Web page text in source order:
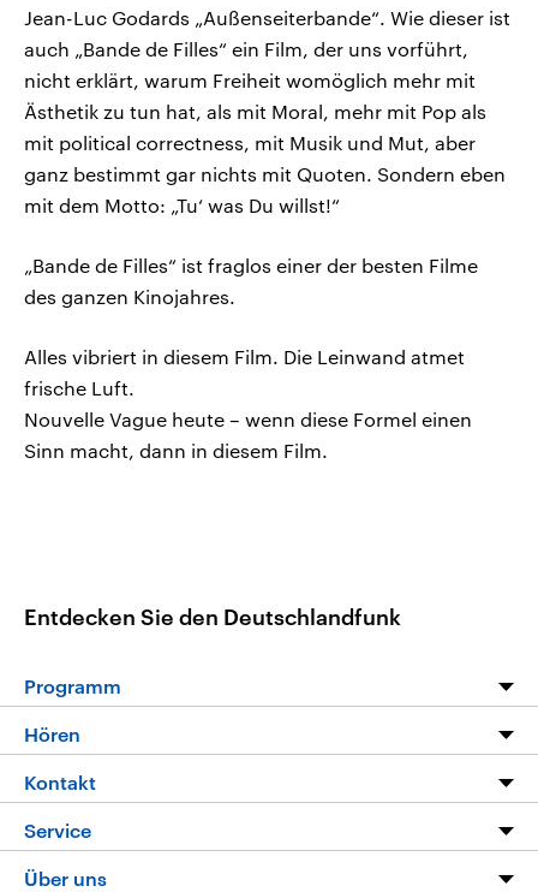
Jean-Luc Godards „Außenseiterbande“. Wie dieser ist
auch „Bande de Filles“ ein Film, der uns vorführt,
nicht erklärt, warum Freiheit womöglich mehr mit
Ästhetik zu tun hat, als mit Moral, mehr mit Pop als
mit political correctness, mit Musik und Mut, aber
ganz bestimmt gar nichts mit Quoten. Sondern eben
mit dem Motto: „Tu‘ was Du willst!“
„Bande de Filles“ ist fraglos einer der besten Filme
des ganzen Kinojahres.
Alles vibriert in diesem Film. Die Leinwand atmet
frische Luft.
Nouvelle Vague heute – wenn diese Formel einen
Sinn macht, dann in diesem Film.
Entdecken Sie den Deutschlandfunk
Programm
Programm
Die Nachrichten
Nachrichtenleicht
Neue Beiträge auf dlf.de
Hören
Livestream
Podcasts
Kontakt
Hörerservice
Service
FAQ
Über uns